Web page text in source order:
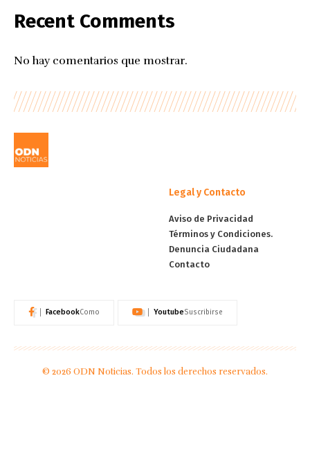
Recent Comments
No hay comentarios que mostrar.
Legal y Contacto
Aviso de Privacidad
Términos y Condiciones.
Denuncia Ciudadana
Contacto
FacebookComo YoutubeSuscribirse
© 2026 ODN Noticias. Todos los derechos reservados.